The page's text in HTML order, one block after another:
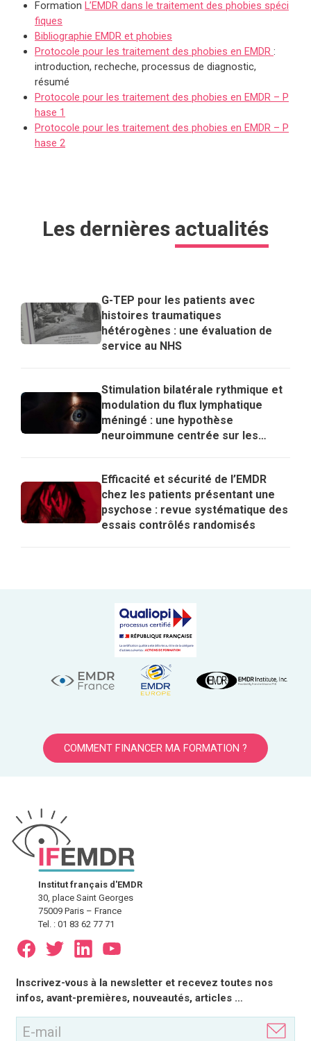
Formation L’EMDR dans le traitement des phobies spéci
fiques
Bibliographie EMDR et phobies
Protocole pour les traitement des phobies en EMDR :
introduction, recheche, processus de diagnostic,
résumé
Protocole pour les traitement des phobies en EMDR – P
hase 1
Protocole pour les traitement des phobies en EMDR – P
hase 2
Les dernières actualités
G-TEP pour les patients avec
histoires traumatiques
hétérogènes : une évaluation de
service au NHS
Stimulation bilatérale rythmique et
modulation du flux lymphatique
méningé : une hypothèse
neuroimmune centrée sur les
Efficacité et sécurité de l’EMDR
chez les patients présentant une
psychose : revue systématique des
essais contrôlés randomisés
COMMENT FINANCER MA FORMATION ?
Institut français d'EMDR
30, place Saint Georges
75009 Paris – France
Tel. : 01 83 62 77 71
E-
mail
(Nécessaire)
Inscrivez-vous à la newsletter et recevez toutes nos
infos, avant-premières, nouveautés, articles …